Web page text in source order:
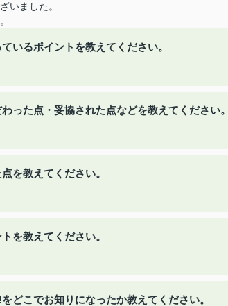
いました。
いるポイントを教えてください。
った点・妥協された点などを教えてください。
を教えてください。
を教えてください。
どこでお知りになったか教えてください。